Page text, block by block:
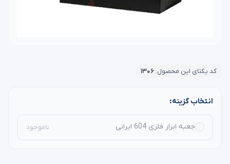
کد یکتای این محصول: ۱۳۰۶
انتخاب گزینه:
جعبه ابزار فلزی 604 ایرانی ناموجود